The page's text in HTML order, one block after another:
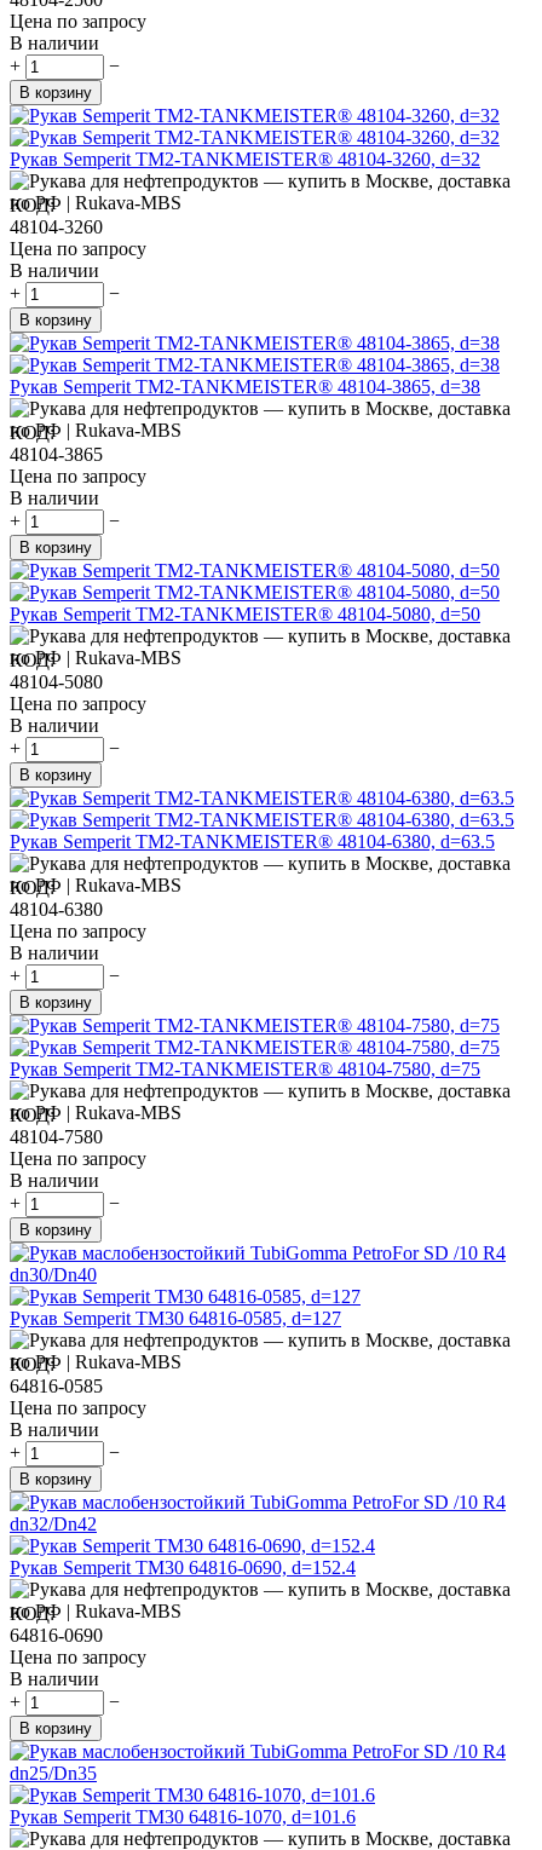
Цена по запросу
В наличии
+
−
В корзину
Рукав Semperit TM2-TANKMEISTER® 48104-3260, d=32
КОД:
48104-3260
Цена по запросу
В наличии
+
−
В корзину
Рукав Semperit TM2-TANKMEISTER® 48104-3865, d=38
КОД:
48104-3865
Цена по запросу
В наличии
+
−
В корзину
Рукав Semperit TM2-TANKMEISTER® 48104-5080, d=50
КОД:
48104-5080
Цена по запросу
В наличии
+
−
В корзину
Рукав Semperit TM2-TANKMEISTER® 48104-6380, d=63.5
КОД:
48104-6380
Цена по запросу
В наличии
+
−
В корзину
Рукав Semperit TM2-TANKMEISTER® 48104-7580, d=75
КОД:
48104-7580
Цена по запросу
В наличии
+
−
В корзину
Рукав Semperit TM30 64816-0585, d=127
КОД:
64816-0585
Цена по запросу
В наличии
+
−
В корзину
Рукав Semperit TM30 64816-0690, d=152.4
КОД:
64816-0690
Цена по запросу
В наличии
+
−
В корзину
Рукав Semperit TM30 64816-1070, d=101.6